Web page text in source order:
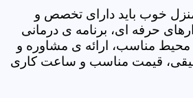
منزل خوب باید دارای تخصص و
حرفه ای، برنامه ی درمانی
مناسب، ارائه ی مشاوره و
قیمت مناسب و ساعت کاری